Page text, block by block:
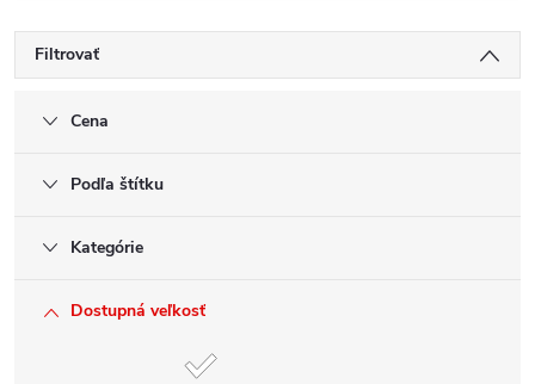
Filtrovať
Cena
Podľa štítku
Kategórie
Dostupná veľkosť